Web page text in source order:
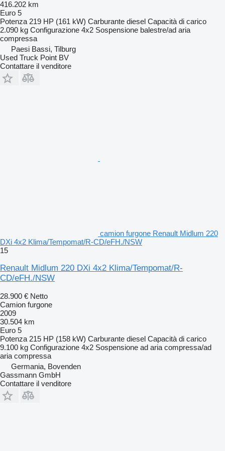
416.202 km
Euro 5
Potenza 219 HP (161 kW) Carburante diesel Capacità di carico
2.090 kg Configurazione 4x2 Sospensione balestre/ad aria
compressa
Paesi Bassi, Tilburg
Used Truck Point BV
Contattare il venditore
camion furgone Renault Midlum 220
DXi 4x2 Klima/Tempomat/R-CD/eFH./NSW
15
Renault Midlum 220 DXi 4x2 Klima/Tempomat/R-
CD/eFH./NSW
28.900 € Netto
Camion furgone
2009
30.504 km
Euro 5
Potenza 215 HP (158 kW) Carburante diesel Capacità di carico
9.100 kg Configurazione 4x2 Sospensione ad aria compressa/ad
aria compressa
Germania, Bovenden
Gassmann GmbH
Contattare il venditore